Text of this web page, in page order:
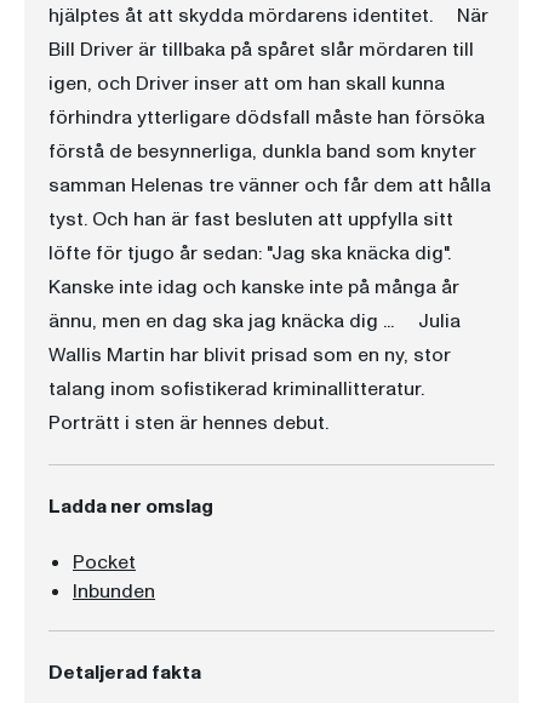
hjälptes åt att skydda mördarens identitet. När
Bill Driver är tillbaka på spåret slår mördaren till
igen, och Driver inser att om han skall kunna
förhindra ytterligare dödsfall måste han försöka
förstå de besynnerliga, dunkla band som knyter
samman Helenas tre vänner och får dem att hålla
tyst. Och han är fast besluten att uppfylla sitt
löfte för tjugo år sedan: "Jag ska knäcka dig".
Kanske inte idag och kanske inte på många år
ännu, men en dag ska jag knäcka dig ... Julia
Wallis Martin har blivit prisad som en ny, stor
talang inom sofistikerad kriminallitteratur.
Porträtt i sten är hennes debut.
Ladda ner omslag
Pocket
Inbunden
Detaljerad fakta